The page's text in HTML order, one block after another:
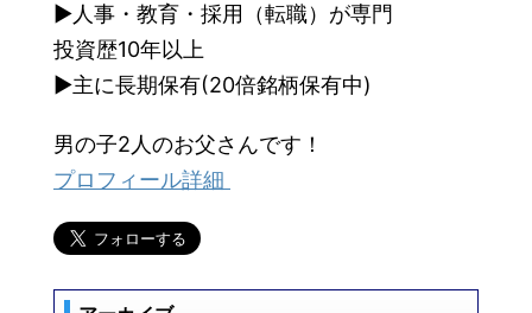
▶︎人事・教育・採用（転職）が専門
投資歴10年以上
▶︎主に長期保有(20倍銘柄保有中)
男の子2人のお父さんです！
プロフィール詳細